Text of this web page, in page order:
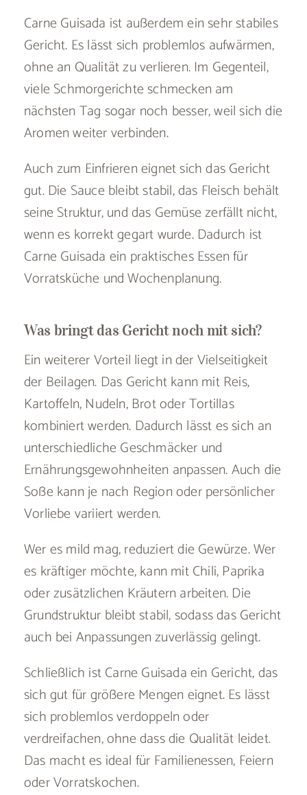
Carne Guisada ist außerdem ein sehr stabiles
Gericht. Es lässt sich problemlos aufwärmen,
ohne an Qualität zu verlieren. Im Gegenteil,
viele Schmorgerichte schmecken am
nächsten Tag sogar noch besser, weil sich die
Aromen weiter verbinden.
Auch zum Einfrieren eignet sich das Gericht
gut. Die Sauce bleibt stabil, das Fleisch behält
seine Struktur, und das Gemüse zerfällt nicht,
wenn es korrekt gegart wurde. Dadurch ist
Carne Guisada ein praktisches Essen für
Vorratsküche und Wochenplanung.
Was bringt das Gericht noch mit sich?
Ein weiterer Vorteil liegt in der Vielseitigkeit
der Beilagen. Das Gericht kann mit Reis,
Kartoffeln, Nudeln, Brot oder Tortillas
kombiniert werden. Dadurch lässt es sich an
unterschiedliche Geschmäcker und
Ernährungsgewohnheiten anpassen. Auch die
Soße kann je nach Region oder persönlicher
Vorliebe variiert werden.
Wer es mild mag, reduziert die Gewürze. Wer
es kräftiger möchte, kann mit Chili, Paprika
oder zusätzlichen Kräutern arbeiten. Die
Grundstruktur bleibt stabil, sodass das Gericht
auch bei Anpassungen zuverlässig gelingt.
Schließlich ist Carne Guisada ein Gericht, das
sich gut für größere Mengen eignet. Es lässt
sich problemlos verdoppeln oder
verdreifachen, ohne dass die Qualität leidet.
Das macht es ideal für Familienessen, Feiern
oder Vorratskochen.